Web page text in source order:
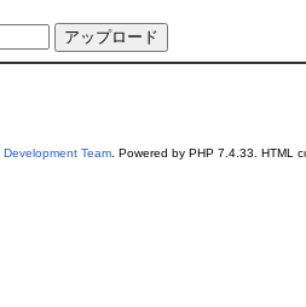
Development Team. Powered by PHP 7.4.33. HTML